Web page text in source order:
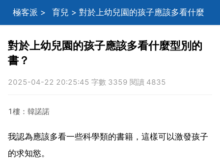
極客派 > 育兒 > 對於上幼兒園的孩子應該多看什麼
對於上幼兒園的孩子應該多看什麼型別的
書？
2025-04-22 20:25:45 字數 3359 閱讀 4835
1樓：韓諾諾
我認為應該多看一些科學類的書籍，這樣可以激發孩子
的求知慾。